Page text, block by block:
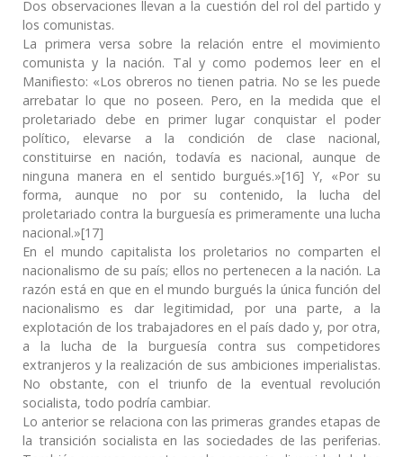
Dos observaciones llevan a la cuestión del rol del partido y
los comunistas.
La primera versa sobre la relación entre el movimiento
comunista y la nación. Tal y como podemos leer en el
Manifiesto: «Los obreros no tienen patria. No se les puede
arrebatar lo que no poseen. Pero, en la medida que el
proletariado debe en primer lugar conquistar el poder
político, elevarse a la condición de clase nacional,
constituirse en nación, todavía es nacional, aunque de
ninguna manera en el sentido burgués.»[16] Y, «Por su
forma, aunque no por su contenido, la lucha del
proletariado contra la burguesía es primeramente una lucha
nacional.»[17]
En el mundo capitalista los proletarios no comparten el
nacionalismo de su país; ellos no pertenecen a la nación. La
razón está en que en el mundo burgués la única función del
nacionalismo es dar legitimidad, por una parte, a la
explotación de los trabajadores en el país dado y, por otra,
a la lucha de la burguesía contra sus competidores
extranjeros y la realización de sus ambiciones imperialistas.
No obstante, con el triunfo de la eventual revolución
socialista, todo podría cambiar.
Lo anterior se relaciona con las primeras grandes etapas de
la transición socialista en las sociedades de las periferias.